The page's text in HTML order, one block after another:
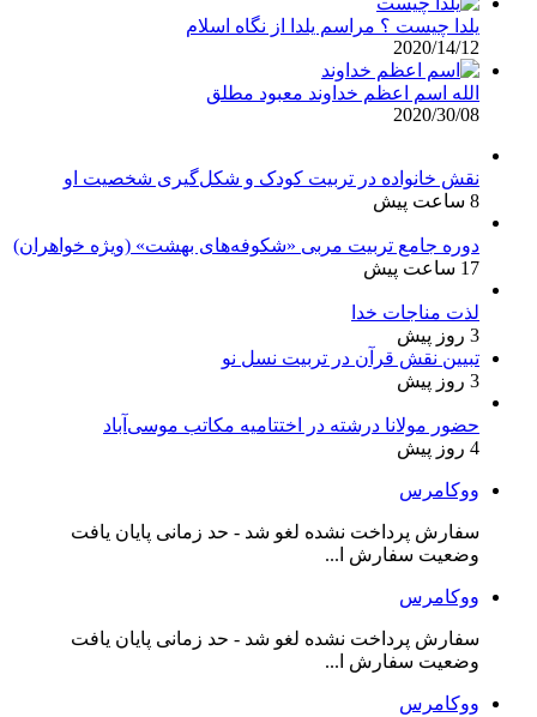
یلدا چیست ؟ مراسم یلدا از نگاه اسلام
2020/14/12
الله اسم اعظم خداوند معبود مطلق
2020/30/08
نقش خانواده در تربیت کودک و شکل‌گیری شخصیت او
8 ساعت پیش
دوره جامع تربیت مربی «شکوفه‌های بهشت» (ویژه خواهران)
17 ساعت پیش
لذت مناجات خدا
3 روز پیش
تبیین نقش قرآن در تربیت نسل نو
3 روز پیش
حضور مولانا درشته در اختتامیه مکاتب موسی‌آباد
4 روز پیش
ووکامرس
سفارش پرداخت نشده لغو شد - حد زمانی پایان یافت
وضعیت سفارش ا...
ووکامرس
سفارش پرداخت نشده لغو شد - حد زمانی پایان یافت
وضعیت سفارش ا...
ووکامرس